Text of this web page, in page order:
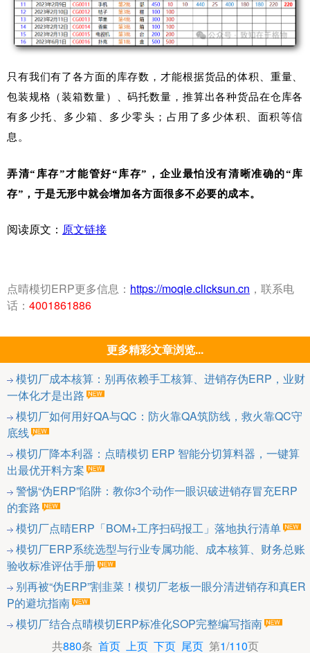
只有我们有了各方面的库存数，才能根据货品的体积、重量、
包装规格（装箱数量）、码托数量，推算出各种货品在仓库各
有多少托、多少箱、多少零头；占用了多少体积、面积等信
息。
弄清“库存”才能管好“库存”，企业最怕没有清晰准确的“库
存”，于是无形中就会增加各方面很多不必要的成本。
阅读原文： 原文链接
点晴模切ERP更多信息： https://moqie.clicksun.cn ，联系电
话： 4001861886
更多精彩文章浏览...
模切厂成本核算：别再依赖手工核算、进销存伪ERP，业财
一体化才是出路
模切厂如何用好QA与QC：防火靠QA筑防线，救火靠QC守
底线
模切厂降本利器：点晴模切 ERP 智能分切算料器，一键算
出最优开料方案
警惕“伪ERP”陷阱：教你3个动作一眼识破进销存冒充ERP
的套路
模切厂点晴ERP「BOM+工序扫码报工」落地执行清单
模切厂ERP系统选型与行业专属功能、成本核算、财务总账
验收标准评估手册
别再被“伪ERP”割韭菜！模切厂老板一眼分清进销存和真ER
P的避坑指南
模切厂结合点晴模切ERP标准化SOP完整编写指南
共880条 首页 上页 下页 尾页第1/110页